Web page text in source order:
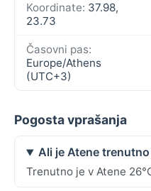
Koordinate: 37.98,
23.73
Časovni pas:
Europe/Athens
(UTC+3)
Pogosta vprašanja
Ali je Atene
Trenutno je v Atene